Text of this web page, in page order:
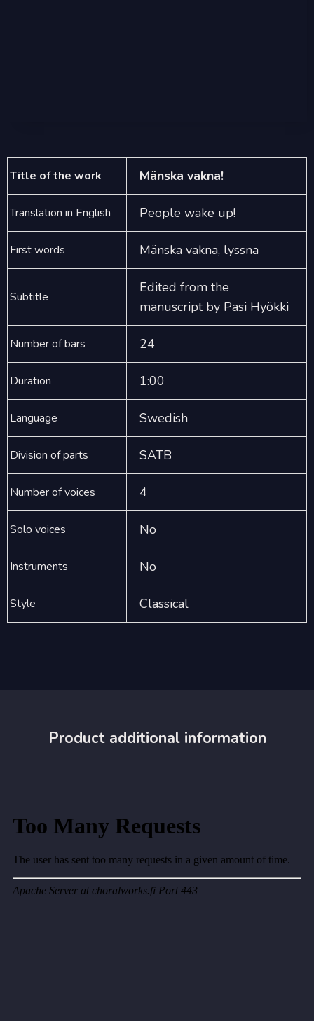
Title of the work Mänska vakna!
Translation in English People wake up!
First words Mänska vakna, lyssna
Subtitle
Edited from the
manuscript by Pasi Hyökki
Number of bars 24
Duration 1:00
Language Swedish
Division of parts SATB
Number of voices 4
Solo voices No
Instruments No
Style Classical
Product additional information